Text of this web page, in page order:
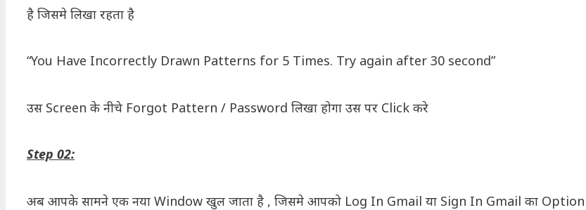
है जिसमे लिखा रहता है
“You Have Incorrectly Drawn Patterns for 5 Times. Try again after 30 second”
उस Screen के नीचे Forgot Pattern / Password लिखा होगा उस पर Click करे
Step 02:
अब आपके सामने एक नया Window खुल जाता है , जिसमे आपको Log In Gmail या Sign In Gmail का Option